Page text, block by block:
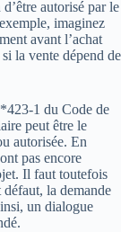
autorisé par le
imaginez
avant l’achat
la vente dépend de
1 du Code de
peut être le
autorisée. En
pas encore
Il faut toutefois
la demande
un dialogue